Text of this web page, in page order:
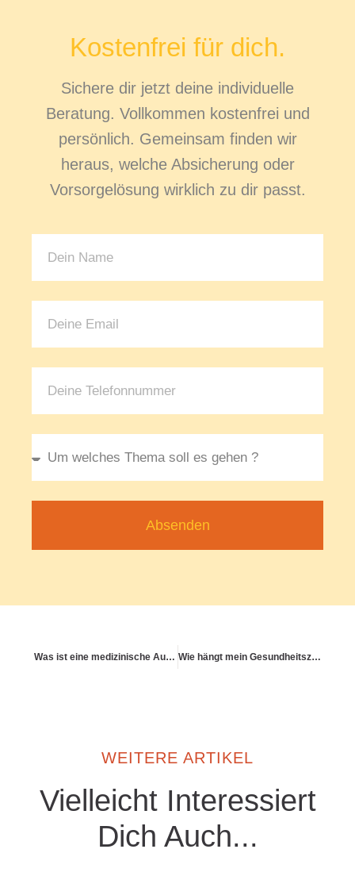
Kostenfrei für dich.
Sichere dir jetzt deine individuelle
Beratung. Vollkommen kostenfrei und
persönlich. Gemeinsam finden wir
heraus, welche Absicherung oder
Vorsorgelösung wirklich zu dir passt.
Absenden
Was ist eine medizinische Aufklärungspflicht? Wie hängt mein Gesundheitszustand mit dem Zustand der Welt zusammen?
WEITERE ARTIKEL
Vielleicht Interessiert
Dich Auch...